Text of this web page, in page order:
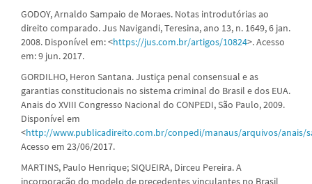
GODOY, Arnaldo Sampaio de Moraes. Notas introdutórias ao
direito comparado. Jus Navigandi, Teresina, ano 13, n. 1649, 6 jan.
2008. Disponível em: <https://jus.com.br/artigos/10824>. Acesso
em: 9 jun. 2017.
GORDILHO, Heron Santana. Justiça penal consensual e as
garantias constitucionais no sistema criminal do Brasil e dos EUA.
Anais do XVIII Congresso Nacional do CONPEDI, São Paulo, 2009.
Disponível em
<http://www.publicadireito.com.br/conpedi/manaus/arquivos/anais/
Acesso em 23/06/2017.
MARTINS, Paulo Henrique; SIQUEIRA, Dirceu Pereira. A
incorporação do modelo de precedentes vinculantes no Brasil